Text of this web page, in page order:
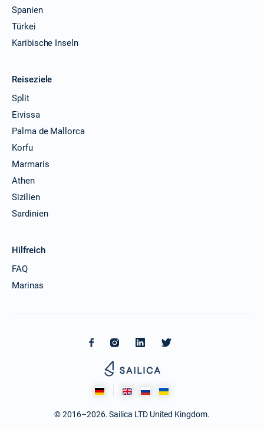
Spanien
Türkei
Karibische Inseln
Reiseziele
Split
Eivissa
Palma de Mallorca
Korfu
Marmaris
Athen
Sizilien
Sardinien
Hilfreich
FAQ
Marinas
© 2016–2026. Sailica LTD United Kingdom.